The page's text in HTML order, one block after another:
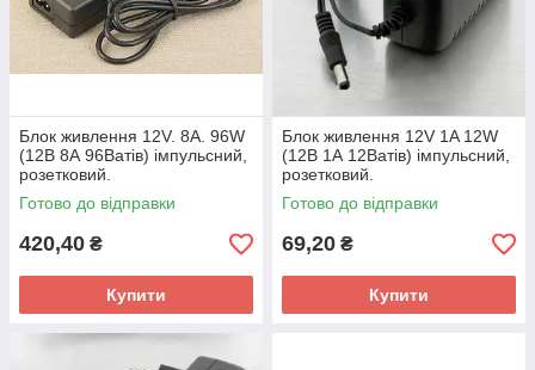
Блок живлення 12V. 8A. 96W
(12В 8А 96Ватів) імпульсний,
розетковий.
Готово до відправки
420,40 ₴
Купити
Блок живлення 12V 1A 12W
(12В 1А 12Ватів) імпульсний,
розетковий.
Готово до відправки
69,20 ₴
Купити